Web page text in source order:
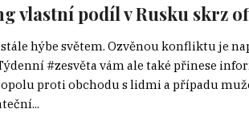
vlastní podíl v Rusku skrz
hýbe světem. Ozvěnou konfliktu je
#zesvěta vám ale také přinese
proti obchodu s lidmi a případu